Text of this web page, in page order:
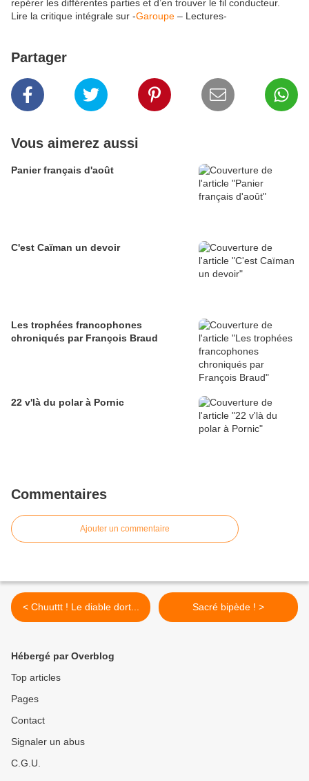
repérer les différentes parties et d’en trouver le fil conducteur.
Lire la critique intégrale sur -Garoupe – Lectures-
Partager
Vous aimerez aussi
Panier français d'août
C'est Caïman un devoir
Les trophées francophones
chroniqués par François Braud
22 v'là du polar à Pornic
Commentaires
Ajouter un commentaire
< Chuuttt ! Le diable dort... Sacré bipède ! >
Hébergé par Overblog
Top articles
Pages
Contact
Signaler un abus
C.G.U.